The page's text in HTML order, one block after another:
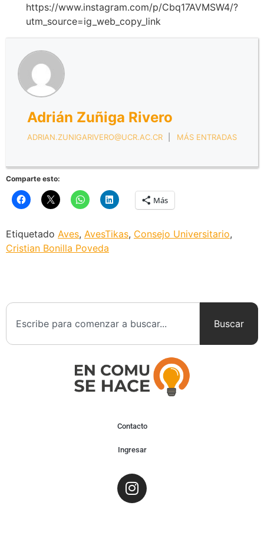
https://www.instagram.com/p/Cbq17AVMSW4/?
utm_source=ig_web_copy_link
Adrián Zuñiga Rivero
ADRIAN.ZUNIGARIVERO@UCR.AC.CR MÁS ENTRADAS
Comparte esto:
Más
Etiquetado Aves, AvesTikas, Consejo Universitario,
Cristian Bonilla Poveda
Buscar
Contacto
Ingresar